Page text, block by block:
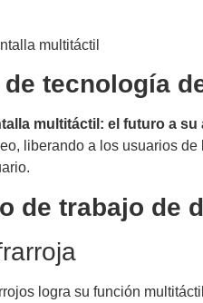
tecnología
multitáctil: el futuro a su
liberando a los usuarios
de trabajo de
logra su función